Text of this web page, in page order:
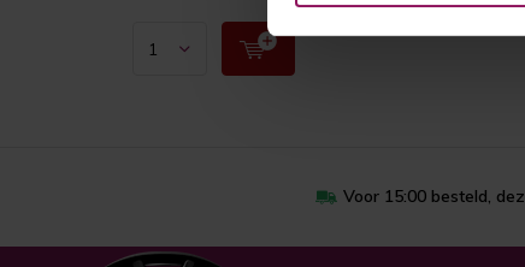
Voor 15:00 besteld,